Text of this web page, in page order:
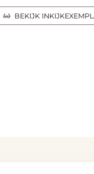
BEKIJK